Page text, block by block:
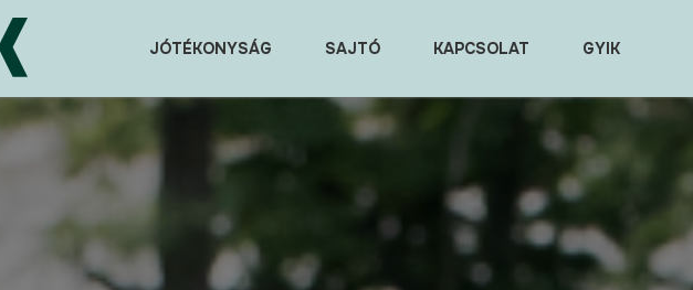
JÓTÉKONYSÁG SAJTÓ KAPCSOLAT GYIK